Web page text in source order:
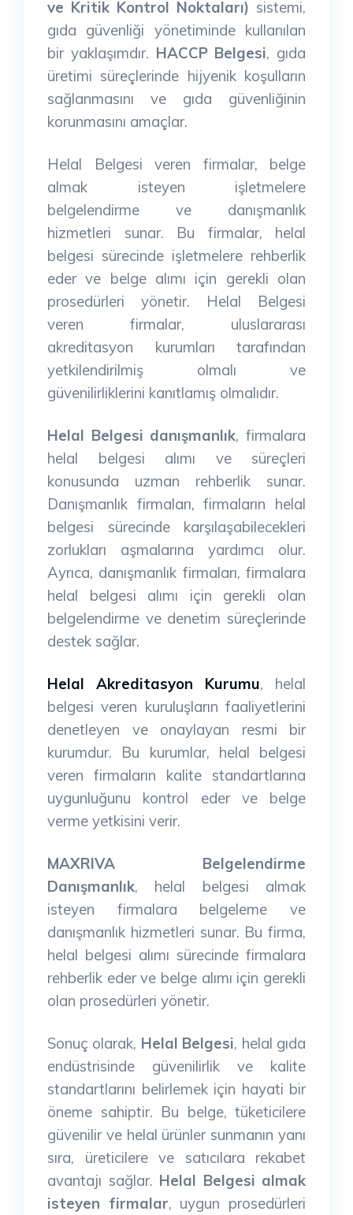
ve Kritik Kontrol Noktaları) sistemi,
gıda güvenliği yönetiminde kullanılan
bir yaklaşımdır. HACCP Belgesi, gıda
üretimi süreçlerinde hijyenik koşulların
sağlanmasını ve gıda güvenliğinin
korunmasını amaçlar.
Helal Belgesi veren firmalar, belge
almak isteyen işletmelere
belgelendirme ve danışmanlık
hizmetleri sunar. Bu firmalar, helal
belgesi sürecinde işletmelere rehberlik
eder ve belge alımı için gerekli olan
prosedürleri yönetir. Helal Belgesi
veren firmalar, uluslararası
akreditasyon kurumları tarafından
yetkilendirilmiş olmalı ve
güvenilirliklerini kanıtlamış olmalıdır.
Helal Belgesi danışmanlık, firmalara
helal belgesi alımı ve süreçleri
konusunda uzman rehberlik sunar.
Danışmanlık firmaları, firmaların helal
belgesi sürecinde karşılaşabilecekleri
zorlukları aşmalarına yardımcı olur.
Ayrıca, danışmanlık firmaları, firmalara
helal belgesi alımı için gerekli olan
belgelendirme ve denetim süreçlerinde
destek sağlar.
Helal Akreditasyon Kurumu, helal
belgesi veren kuruluşların faaliyetlerini
denetleyen ve onaylayan resmi bir
kurumdur. Bu kurumlar, helal belgesi
veren firmaların kalite standartlarına
uygunluğunu kontrol eder ve belge
verme yetkisini verir.
MAXRIVA Belgelendirme
Danışmanlık, helal belgesi almak
isteyen firmalara belgeleme ve
danışmanlık hizmetleri sunar. Bu firma,
helal belgesi alımı sürecinde firmalara
rehberlik eder ve belge alımı için gerekli
olan prosedürleri yönetir.
Sonuç olarak, Helal Belgesi, helal gıda
endüstrisinde güvenilirlik ve kalite
standartlarını belirlemek için hayati bir
öneme sahiptir. Bu belge, tüketicilere
güvenilir ve helal ürünler sunmanın yanı
sıra, üreticilere ve satıcılara rekabet
avantajı sağlar. Helal Belgesi almak
isteyen firmalar, uygun prosedürleri